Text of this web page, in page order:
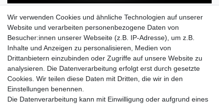
Lieferzeit ca 1 - 3 Werktage
Kostenloser Versand ab 30€ **)
30 Tage Rückgaberecht
Wir verwenden Cookies und ähnliche Technologien auf unserer
Website und verarbeiten personenbezogene Daten von
Besucher:innen unserer Webseite (z.B. IP-Adresse), um z.B.
Inhalte und Anzeigen zu personalisieren, Medien von
Drittanbietern einzubinden oder Zugriffe auf unsere Website zu
analysieren. Die Datenverarbeitung erfolgt erst durch gesetzte
Cookies. Wir teilen diese Daten mit Dritten, die wir in den
Einstellungen benennen.
Die Datenverarbeitung kann mit Einwilligung oder aufgrund eines